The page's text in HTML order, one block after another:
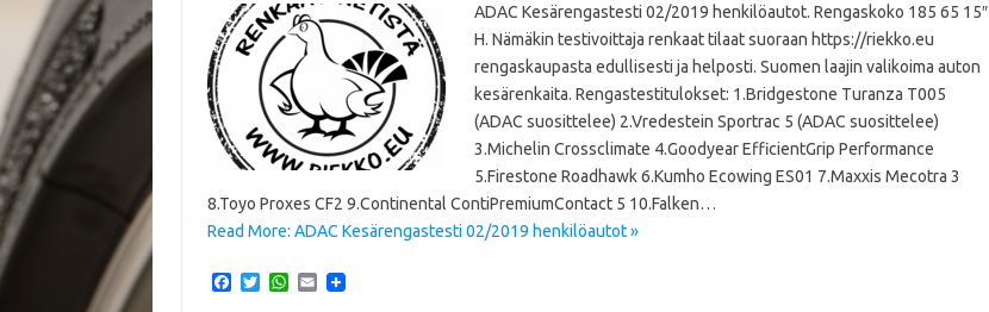
ADAC Kesärengastesti 02/2019 henkilöautot. Rengaskoko 185 65 15″
H. Nämäkin testivoittaja renkaat tilaat suoraan https://riekko.eu
rengaskaupasta edullisesti ja helposti. Suomen laajin valikoima auton
kesärenkaita. Rengastestitulokset: 1.Bridgestone Turanza T005
(ADAC suosittelee) 2.Vredestein Sportrac 5 (ADAC suosittelee)
3.Michelin Crossclimate 4.Goodyear EfficientGrip Performance
5.Firestone Roadhawk 6.Kumho Ecowing ES01 7.Maxxis Mecotra 3
8.Toyo Proxes CF2 9.Continental ContiPremiumContact 5 10.Falken…
Read More: ADAC Kesärengastesti 02/2019 henkilöautot »
T
W
E